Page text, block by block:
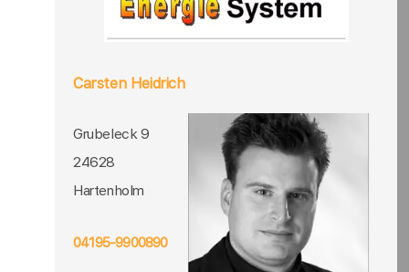
Carsten Heidrich
Grubeleck 9
24628
Hartenholm
04195-9900890